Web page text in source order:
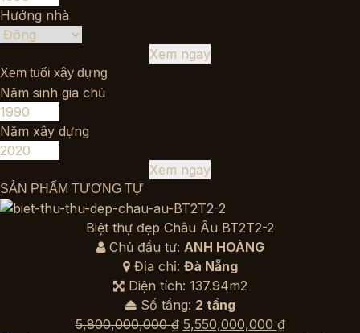
Hướng nhà
Xem ngay
Xem tuổi xây dựng
Năm sinh gia chủ
Năm xây dựng
Xem ngay
SẢN PHẨM TƯƠNG TỰ
Biệt thự đẹp Châu Âu BT2T2-2
Chủ đầu tư: ANH HOÀNG
Địa chỉ: Đà Nẵng
Diện tích: 137.94m2
Số tầng: 2 tầng
5,800,000,000₫ Giá
5,550,000,000 ₫Giá